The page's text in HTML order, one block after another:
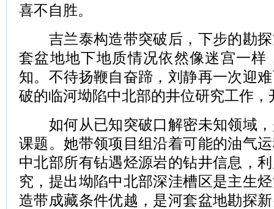
喜不自胜。
吉兰泰构造带突破后，下步的勘探
套盆地地下地质情况依然像迷宫一样
知。不待扬鞭自奋蹄，刘静再一次迎
破的临河坳陷中北部的井位研究工作
如何从已知突破口解密未知领域，
课题。她带领项目组沿着可能的油气
中北部所有钻遇烃源岩的钻井信息，
究，提出坳陷中北部深洼槽区是主生
造带成藏条件优越，是河套盆地勘探